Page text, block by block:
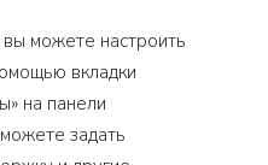
можете настроить
вкладки
на панели
задать